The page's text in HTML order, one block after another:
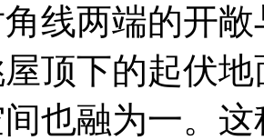
线两端的开
顶下的起伏
也融为一。